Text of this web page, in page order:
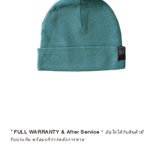
*FULL WARRANTY & After Service * มั่นใจได้กับสินค้ามี
รับประกัน พร้อมบริการหลังการขาย